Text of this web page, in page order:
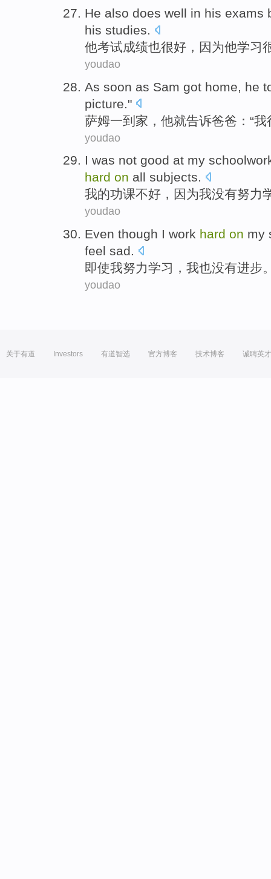
He also does well in his
his studies.
他考试成绩也很好，因为他学习
youdao
As soon as Sam got home, he
picture."
萨姆一到家，他就告诉爸爸：“
youdao
I was not good at my
hard on all subjects.
我的功课不好，因为我没有努力
youdao
Even though I work hard on my
feel sad.
即使我努力学习，我也没有进步
youdao
关于有道 Investors 有道智选 官方博客 技术博客 诚聘英才